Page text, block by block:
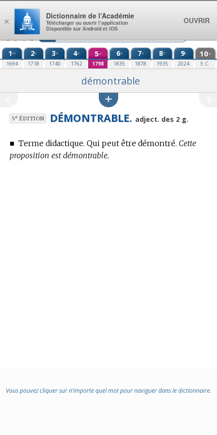
Aller au contenu
1re
1694
2e
1718
3e
1740
4e
1762
5e
1798
6e
1835
7e
1878
8e
1935
9e
2024
10e
E.C.
démontrable
5eÉDITION DÉMONTRABLE. adject. des 2 g.
■ Terme didactique. Qui peut être démontré. Cette
proposition est démontrable.
Vous pouvez cliquer sur n’importe quel mot pour naviguer dans le dictionnaire.
×
Dictionnaire de l’Académie
Télécharger ou ouvrir l’application
Disponible sur Android et iOS
OUVRIR